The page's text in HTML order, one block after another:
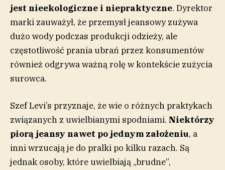
jest nieekologiczne i niepraktyczne. Dyrektor
marki zauważył, że przemysł jeansowy zużywa
dużo wody podczas produkcji odzieży, ale
częstotliwość prania ubrań przez konsumentów
również odgrywa ważną rolę w kontekście zużycia
surowca.
Szef Levi’s przyznaje, że wie o różnych praktykach
związanych z uwielbianymi spodniami. Niektórzy
piorą jeansy nawet po jednym założeniu, a
inni wrzucają je do pralki po kilku razach. Są
jednak osoby, które uwielbiają „brudne”,